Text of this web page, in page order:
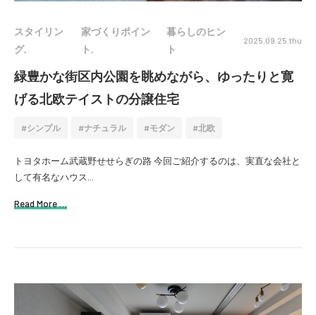
スタイリン
グ
家づくりポイン
ト
暮らしのヒン
ト
2025.09.25.thu
緑豊かな街区内公園を眺めながら、ゆったりと寛
げる北欧テイストの分譲住宅
シンプル ナチュラル モダン 北欧
トヨタホーム武蔵野せせらぎの路 今回ご紹介するのは、実直な会社と
して有名なハウス...
Read More …